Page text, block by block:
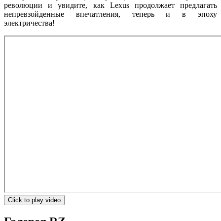
революции и увидите, как Lexus продолжает предлагать
непревзойденные впечатления, теперь и в эпоху
электричества!
Click to play video